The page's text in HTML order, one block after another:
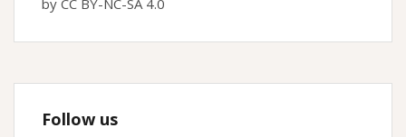
Follow us